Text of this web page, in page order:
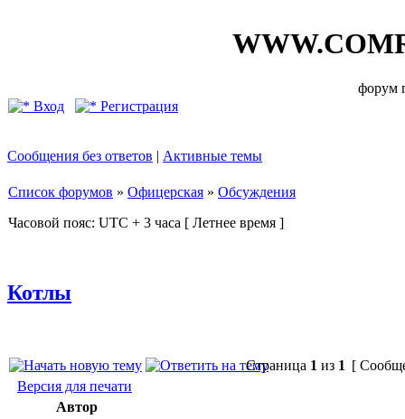
форум
Вход
Регистрация
Сообщения без ответов | Активные темы
Список форумов » Офицерская » Обсуждения
Часовой пояс: UTC + 3 часа [ Летнее время ]
Котлы
Страница 1 из 1 [
Версия для печати
Автор